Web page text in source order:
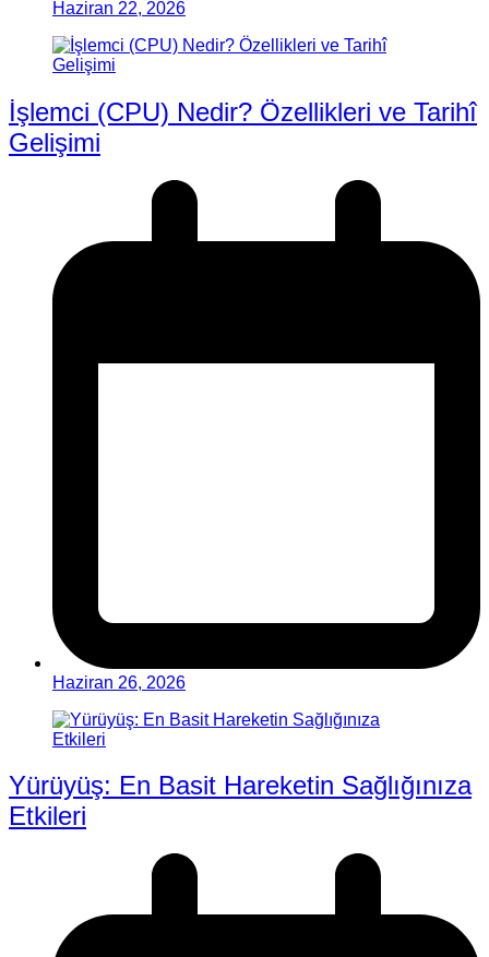
Haziran 22, 2026
İşlemci (CPU) Nedir? Özellikleri ve Tarihî
Gelişimi
Haziran 26, 2026
Yürüyüş: En Basit Hareketin Sağlığınıza
Etkileri